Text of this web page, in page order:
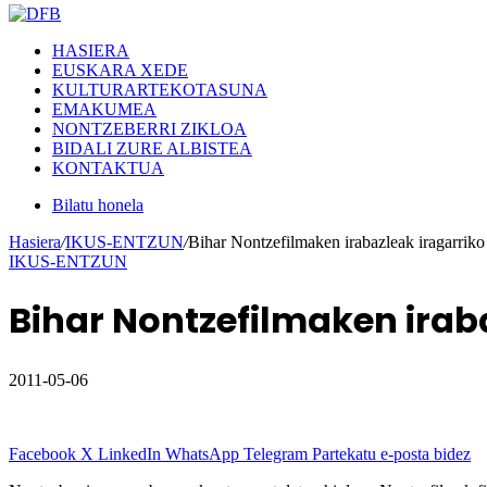
HASIERA
EUSKARA XEDE
KULTURARTEKOTASUNA
EMAKUMEA
NONTZEBERRI ZIKLOA
BIDALI ZURE ALBISTEA
KONTAKTUA
Bilatu honela
Hasiera/IKUS-ENTZUN/Bihar Nontzefilmaken irabazleak
IKUS-ENTZUN
Bihar Nontzefilmaken
2011-05-06
Facebook X LinkedIn WhatsApp Telegram Partekatu e-posta bidez